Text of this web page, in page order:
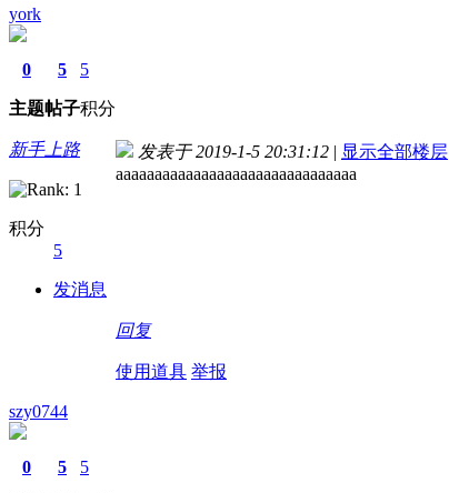
york
0
主题
5
帖子
5
积分
新手上路
积分
5
发消息
发表于 2019-1-5 20:31:12 | 显示全部楼层
aaaaaaaaaaaaaaaaaaaaaaaaaaaaaaa
回复
使用道具 举报
szy0744
0 5 5